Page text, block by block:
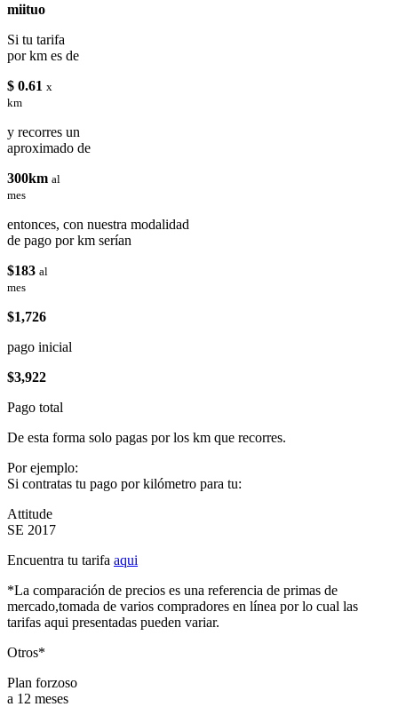
miituo
Si tu tarifa
por km es de
$ 0.61 x
km
y recorres un
aproximado de
300km al
mes
entonces, con nuestra modalidad
de pago por km serían
$183 al
mes
$1,726
pago inicial
$3,922
Pago total
De esta forma solo pagas por los km que recorres.
Por ejemplo:
Si contratas tu pago por kilómetro para tu:
Attitude
SE 2017
Encuentra tu tarifa aqui
*La comparación de precios es una referencia de primas de
mercado,tomada de varios compradores en línea por lo cual las
tarifas aqui presentadas pueden variar.
Otros*
Plan forzoso
a 12 meses